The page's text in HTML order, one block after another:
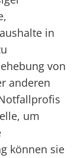
in
von
anderen
um
können sie